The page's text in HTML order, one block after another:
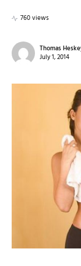
760 views
Thomas
July 1, 2014